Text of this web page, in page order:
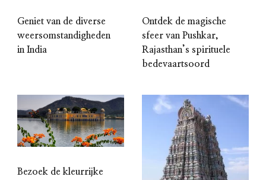
Geniet van de diverse
weersomstandigheden
in India
Ontdek de magische
sfeer van Pushkar,
Rajasthan’s spirituele
bedevaartsoord
Bezoek de kleurrijke